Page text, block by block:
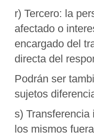
r) Tercero: la
afectado o
encargado del
directa del
Podrán ser
sujetos
s) Transferencia
los mismos